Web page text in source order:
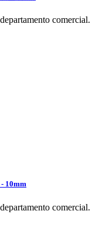
comercial.
10mm
comercial.